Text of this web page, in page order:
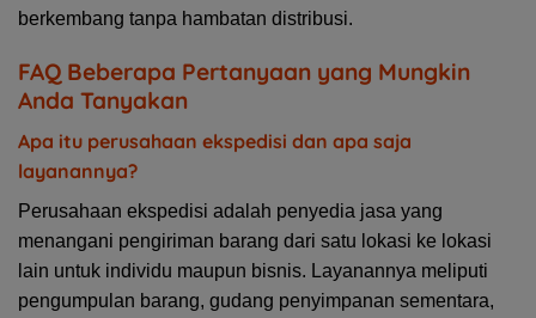
berkembang tanpa hambatan distribusi.
FAQ Beberapa Pertanyaan yang Mungkin
Anda Tanyakan
Apa itu perusahaan ekspedisi dan apa saja
layanannya?
Perusahaan ekspedisi adalah penyedia jasa yang
menangani pengiriman barang dari satu lokasi ke lokasi
lain untuk individu maupun bisnis. Layanannya meliputi
pengumpulan barang, gudang penyimpanan sementara,